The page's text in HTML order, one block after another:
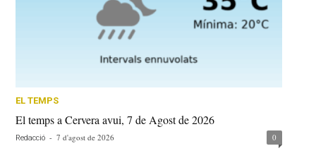
EL TEMPS
El temps a Cervera avui, 7 de Agost de 2026
Redacció - 7 d'agost de 2026 0